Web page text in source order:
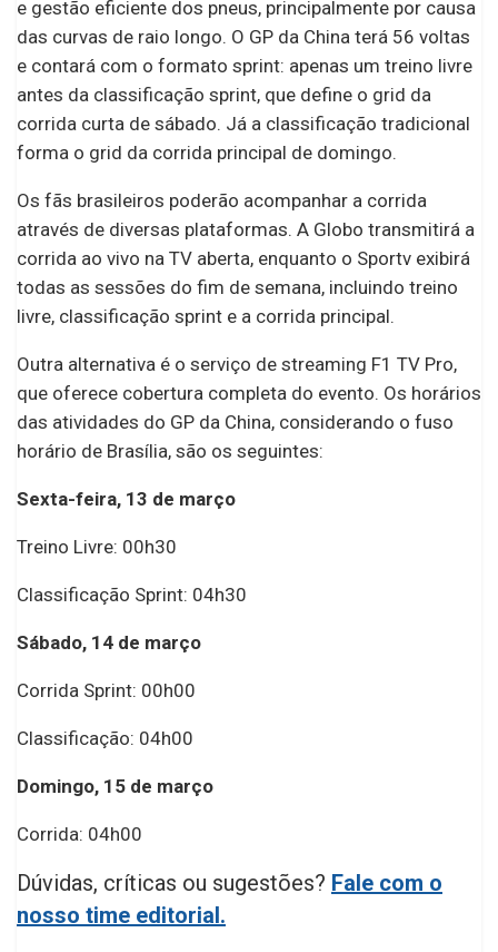
e gestão eficiente dos pneus, principalmente por causa
das curvas de raio longo. O GP da China terá 56 voltas
e contará com o formato sprint: apenas um treino livre
antes da classificação sprint, que define o grid da
corrida curta de sábado. Já a classificação tradicional
forma o grid da corrida principal de domingo.
Os fãs brasileiros poderão acompanhar a corrida
através de diversas plataformas. A Globo transmitirá a
corrida ao vivo na TV aberta, enquanto o Sportv exibirá
todas as sessões do fim de semana, incluindo treino
livre, classificação sprint e a corrida principal.
Outra alternativa é o serviço de streaming F1 TV Pro,
que oferece cobertura completa do evento. Os horários
das atividades do GP da China, considerando o fuso
horário de Brasília, são os seguintes:
Sexta-feira, 13 de março
Treino Livre: 00h30
Classificação Sprint: 04h30
Sábado, 14 de março
Corrida Sprint: 00h00
Classificação: 04h00
Domingo, 15 de março
Corrida: 04h00
Dúvidas, críticas ou sugestões? Fale com o
nosso time editorial.